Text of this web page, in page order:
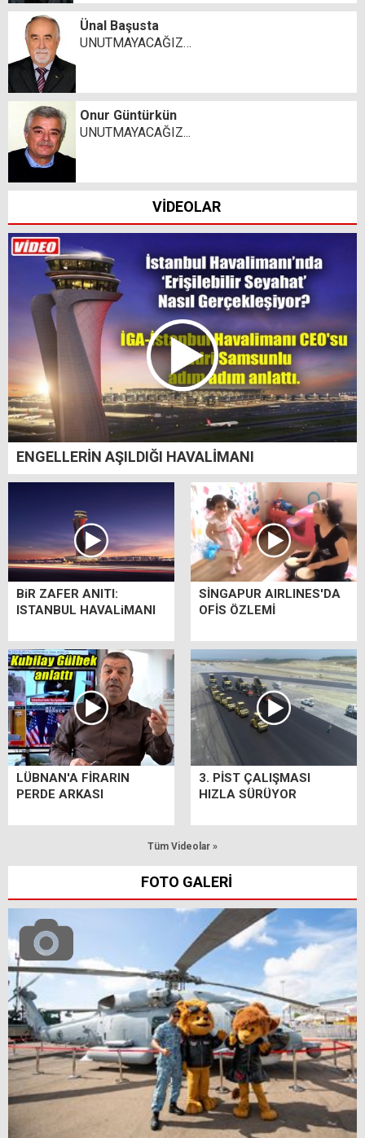
Ünal Başusta
UNUTMAYACAĞIZ…
Onur Güntürkün
UNUTMAYACAĞIZ...
VİDEOLAR
ENGELLERİN AŞILDIĞI HAVALİMANI
BiR ZAFER ANITI:
ISTANBUL HAVALiMANI
SİNGAPUR AIRLINES'DA
OFİS ÖZLEMİ
LÜBNAN'A FİRARIN
PERDE ARKASI
3. PİST ÇALIŞMASI
HIZLA SÜRÜYOR
Tüm Videolar »
FOTO GALERİ